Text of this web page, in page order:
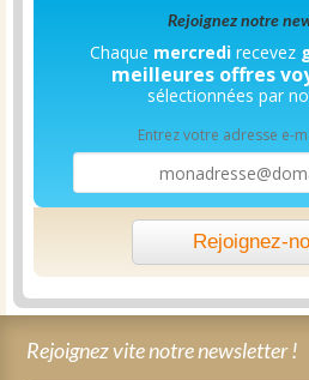
Rejoignez notre
Chaque mercredi recevez
meilleures offres
sélectionnées par
Entrez votre adresse e-
Rejoignez-
Rejoignez vite notre newsletter !